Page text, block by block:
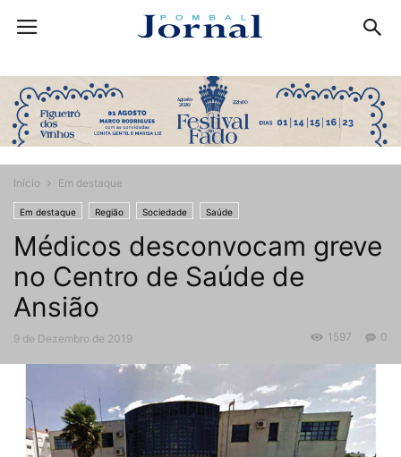
Início Em destaque
Em destaque Região Sociedade Saúde
Médicos desconvocam greve
no Centro de Saúde de
Ansião
9 de Dezembro de 2019 0
1597